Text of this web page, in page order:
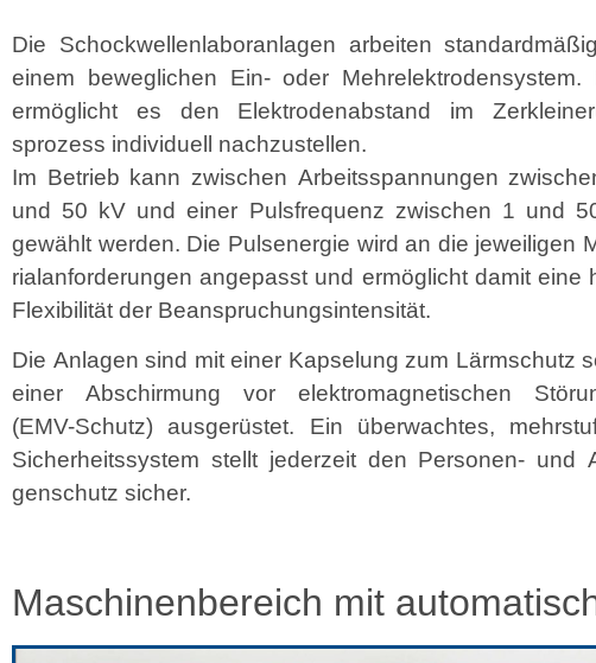
Die Schock­wellen­lab­o­ran­la­gen arbeit­en
einem beweglichen Ein- oder Mehrelek­tro­den­sys­tem.
ermöglicht es den Elek­tro­den­ab­stand im
sprozess indi­vidu­ell nachzustellen.
Im Betrieb kann zwis­chen Arbeitss­pan­nun­gen
und 50 kV und ein­er Puls­fre­quenz zwis­chen 1 und
gewählt wer­den. Die Pulsen­ergie wird an die jew­eili­gen
ri­alan­forderun­gen angepasst und ermöglicht damit eine
Flex­i­bil­ität der Beanspruchungsintensität.
Die Anla­gen sind mit ein­er Kapselung zum Lärm­schutz
ein­er Abschir­mung vor elek­tro­mag­netis­chen
(EMV-Schutz) aus­gerüstet. Ein überwacht­es,
Sicher­heitssys­tem stellt jed­erzeit den Per­so­n­en- und
gen­schutz sicher.
Maschinenbereich mit